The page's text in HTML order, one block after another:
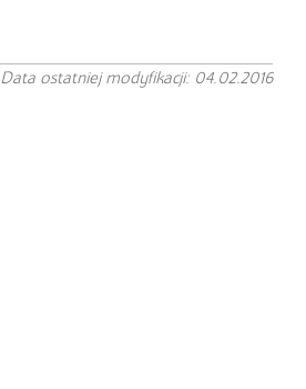
Data ostatniej modyfikacji: 04.02.2016